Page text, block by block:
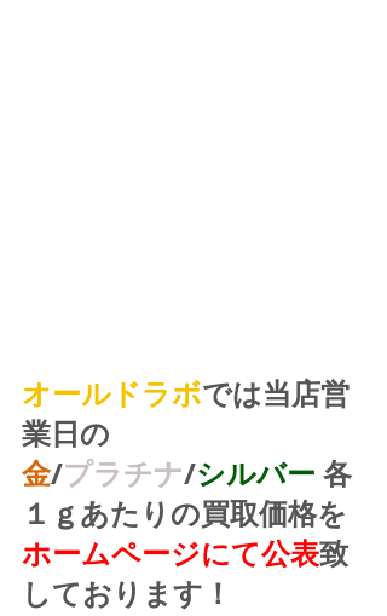
オールドラボでは当店営
業日の
金/プラチナ/シルバー 各
１ｇあたりの買取価格を
ホームページにて公表致
しております！